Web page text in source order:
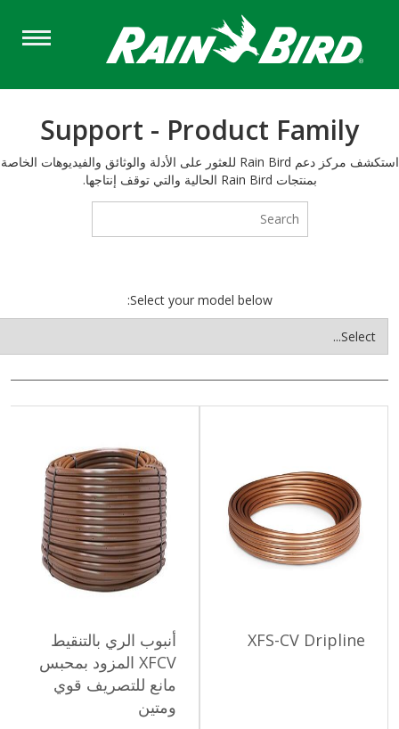
Support - Product Family
استكشف مركز دعم Rain Bird للعثور على الأدلة والوثائق والفيديوهات الخاصة
بمنتجات Rain Bird الحالية والتي توقف إنتاجها.
Select your model below:
XFS-CV Dripline
أنبوب الري بالتنقيط
XFCV المزود بمحبس
مانع للتصريف قوي
ومتين